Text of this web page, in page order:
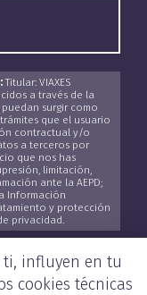
Titular: VIAXES
a través de la
surgir como
que el usuario
contractual y/o
a terceros por
que nos has
limitación,
ante la AEPD;
Información
y protección
privacidad.
ti, influyen en tu
cookies técnicas